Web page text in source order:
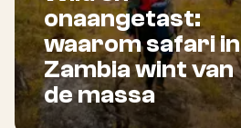
onaangetast:
waarom safari in
Zambia wint van
de massa